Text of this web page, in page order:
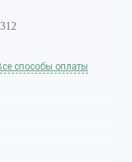
способы оплаты